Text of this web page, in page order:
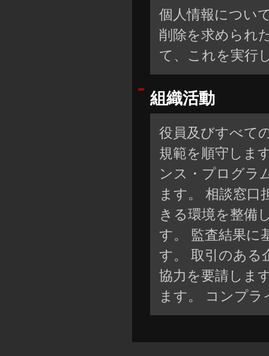
個人情報につい
削除を求められ
て、これを実行
組織活動
役員及びすべて
規範を順守しま
ンス・プログラ
ます。 相談窓口
きる環境を整備
す。 監査結果に
す。 取引のある
協力を要請しま
ます。 コンプ